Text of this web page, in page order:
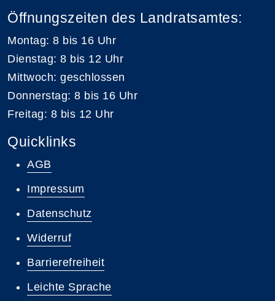
Öffnungszeiten des Landratsamtes:
Montag: 8 bis 16 Uhr
Dienstag: 8 bis 12 Uhr
Mittwoch: geschlossen
Donnerstag: 8 bis 16 Uhr
Freitag: 8 bis 12 Uhr
Quicklinks
AGB
Impressum
Datenschutz
Widerruf
Barrierefreiheit
Leichte Sprache